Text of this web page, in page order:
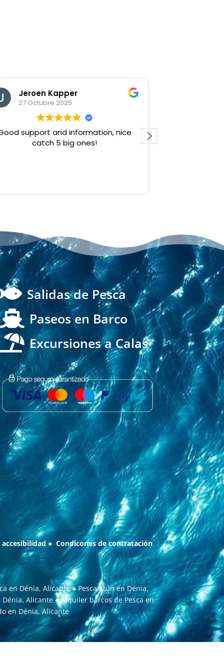
Jeroen Kapper
27 Octubre 2025
support and information, nice
catch 5 big ones!
 Salidas de Pesca
 Paseos en Barco
 Excursiones a Calas
● Condicones de contratación
en Dénia, Alicante●Pesca atún en Dénia,
Dénia, Alicante●Alquiler barcos de Pesca en
en Dénia, Alicante